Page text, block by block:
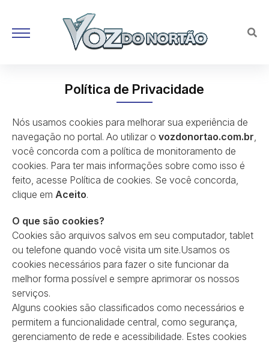
Política de Privacidade
Nós usamos cookies para melhorar sua experiência de
navegação no portal. Ao utilizar o vozdonortao.com.br,
você concorda com a política de monitoramento de
cookies. Para ter mais informações sobre como isso é
feito, acesse Política de cookies. Se você concorda,
clique em Aceito.
O que são cookies?
Cookies são arquivos salvos em seu computador, tablet
ou telefone quando você visita um site.Usamos os
cookies necessários para fazer o site funcionar da
melhor forma possível e sempre aprimorar os nossos
serviços.
Alguns cookies são classificados como necessários e
permitem a funcionalidade central, como segurança,
gerenciamento de rede e acessibilidade. Estes cookies